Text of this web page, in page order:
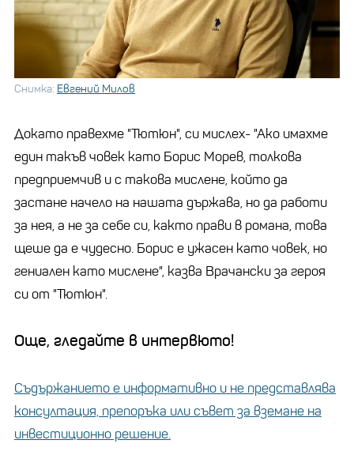
Снимка: Евгений Милов
Докато правехме "Тютюн", си мислех- "Ако имахме
един такъв човек като Борис Морев, толкова
предприемчив и с такова мислене, който да
застане начело на нашата държава, но да работи
за нея, а не за себе си, както прави в романа, това
щеше да е чудесно. Борис е ужасен като човек, но
гениален като мислене", казва Врачански за героя
си от "Тютюн".
Още, гледайте в интервюто!
Съдържанието е информативно и не представлява
консултация, препоръка или съвет за вземане на
инвестиционно решение.